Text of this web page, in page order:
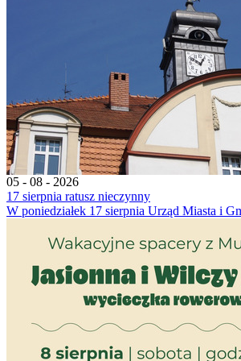
05 - 08 - 2026
17 sierpnia ratusz nieczynny
W poniedziałek 17 sierpnia Urząd Miasta i